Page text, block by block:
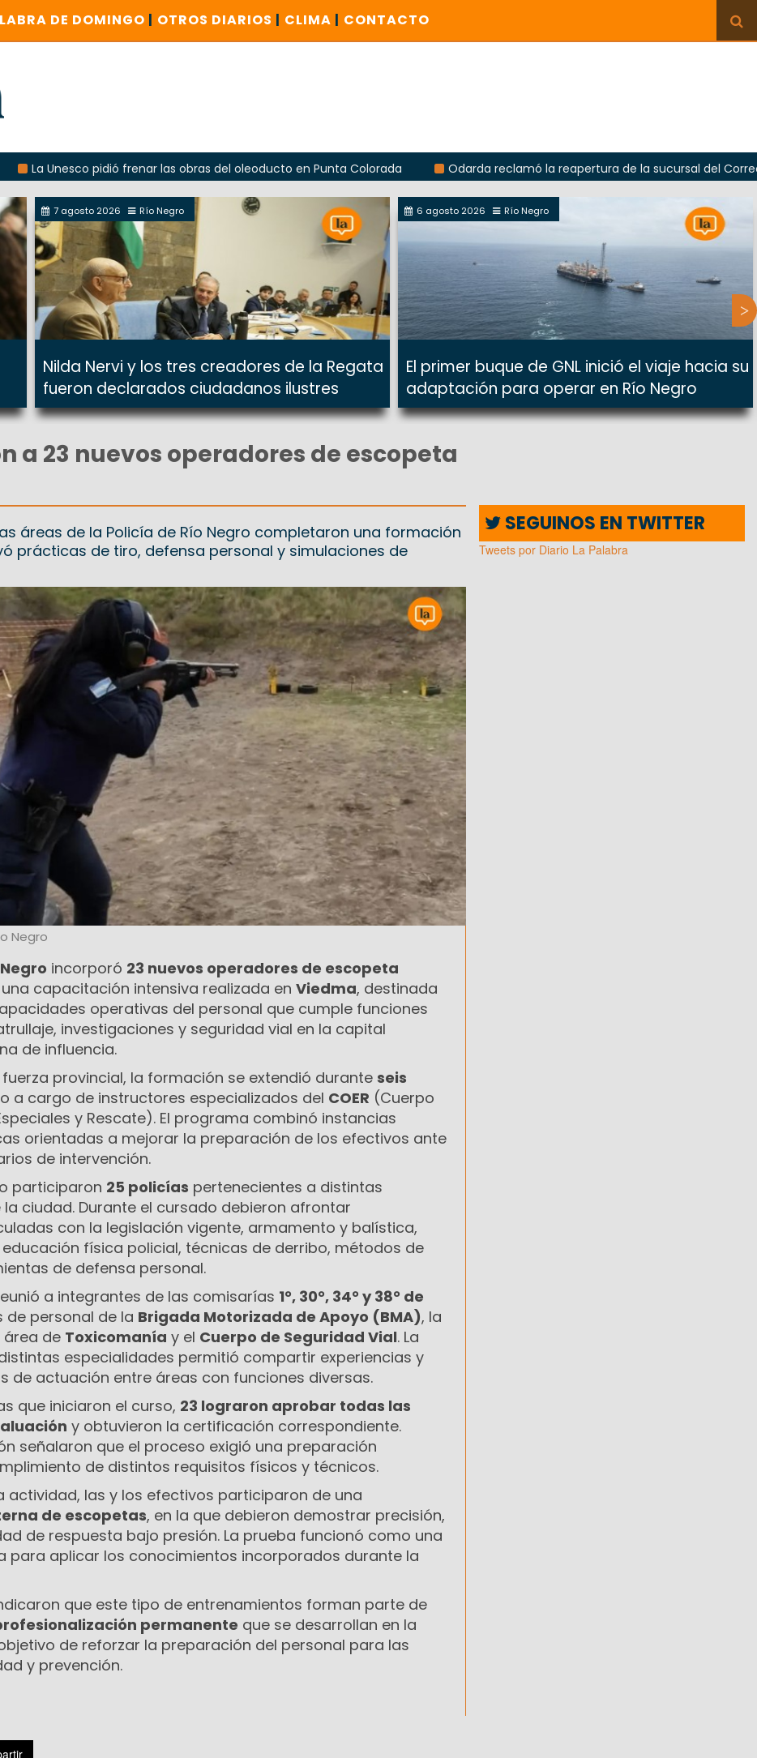
DE DOMINGO | OTROS DIARIOS | CLIMA | CONTACTO
pidió frenar las obras del oleoducto en Punta Colorada
Odarda reclamó la reapertura de la sucursal del Correo
7 agosto 2026 Río Negro
Nilda Nervi y los tres creadores de la Regata
fueron declarados ciudadanos ilustres
6 agosto 2026 Río Negro
El primer buque de GNL inició el viaje hacia su
adaptación para operar en Río Negro
a 23 nuevos operadores de escopeta
áreas de la Policía de Río Negro completaron una formación
prácticas de tiro, defensa personal y simulaciones de
Negro
incorporó 23 nuevos operadores de escopeta
capacitación intensiva realizada en Viedma, destinada
operativas del personal que cumple funciones
investigaciones y seguridad vial en la capital
de influencia.
provincial, la formación se extendió durante seis
a cargo de instructores especializados del COER (Cuerpo
y Rescate). El programa combinó instancias
orientadas a mejorar la preparación de los efectivos ante
de intervención.
participaron 25 policías pertenecientes a distintas
ciudad. Durante el cursado debieron afrontar
con la legislación vigente, armamento y balística,
física policial, técnicas de derribo, métodos de
de defensa personal.
a integrantes de las comisarías 1°, 30°, 34° y 38° de
de personal de la Brigada Motorizada de Apoyo (BMA), la
área de Toxicomanía y el Cuerpo de Seguridad Vial. La
especialidades permitió compartir experiencias y
de actuación entre áreas con funciones diversas.
que iniciaron el curso, 23 lograron aprobar todas las
y obtuvieron la certificación correspondiente.
señalaron que el proceso exigió una preparación
de distintos requisitos físicos y técnicos.
actividad, las y los efectivos participaron de una
de escopetas, en la que debieron demostrar precisión,
de respuesta bajo presión. La prueba funcionó como una
para aplicar los conocimientos incorporados durante la
que este tipo de entrenamientos forman parte de
permanente que se desarrollan en la
de reforzar la preparación del personal para las
y prevención.
SEGUINOS EN TWITTER
Tweets por Diario La Palabra